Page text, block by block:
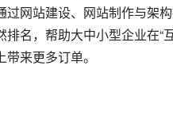
网站建设、网站制作与架
名，帮助大中小型企业在“
来更多订单。